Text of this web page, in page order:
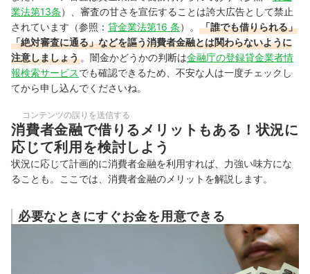
業法第13条）、審査の甘さを宣伝することは誇大広告として禁止
されています（参照： 貸金業法第16 条）。
「誰でも借りられる」
「絶対審査に通る」などを謳う消費者金融とは関わらないように
注意しましょう 。闇金かどうかの判断は金融庁の登録貸金業者情
報検索サービスでも確認できるため、不安な人は一度チェックし
てから申し込んでくださいね。
コンテンツの誤りを送信する
消費者金融で借りるメリットもある！状況に
応じて利用を検討しよう
状況に応じて計画的に消費者金融を利用すれば、力強い味方にな
ることも。ここでは、消費者金融のメリットを解説します。
必要なときにすぐお金を用意できる